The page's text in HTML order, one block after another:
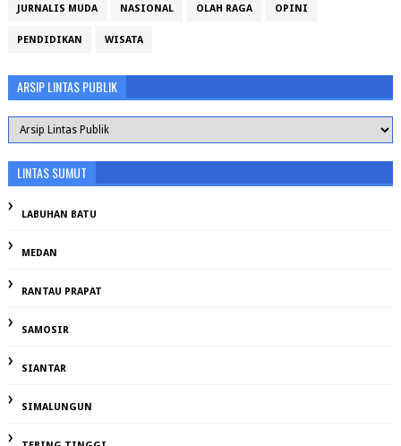
JURNALIS MUDA NASIONAL OLAH RAGA OPINI
PENDIDIKAN WISATA
ARSIP LINTAS PUBLIK
LINTAS SUMUT
LABUHAN BATU
MEDAN
RANTAU PRAPAT
SAMOSIR
SIANTAR
SIMALUNGUN